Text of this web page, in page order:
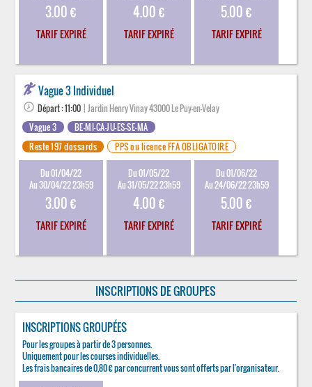
3.00 €
TARIF EXPIRÉ
4.00 €
TARIF EXPIRÉ
5.00 €
TARIF EXPIRÉ
Vague 3 Individuel
Départ : 11:00 | Jardin Henry Vinay 43000 Le Puy-en-Velay
Vague 3
BE-MI-CA-JU-ES-SE-MA
Reste 197 dossards
PPS ou licence FFA OBLIGATOIRE
Du 01/04/22
Au 30/04/22 23h59
3.00 €
TARIF EXPIRÉ
Du 01/05/22
Au 31/05/22 23h59
4.00 €
TARIF EXPIRÉ
Du 01/06/22
Au 24/06/22 23h59
5.00 €
TARIF EXPIRÉ
INSCRIPTIONS DE GROUPES
INSCRIPTIONS GROUPÉES
Pour les groupes à partir de 3 personnes.
Uniquement pour les courses individuelles.
Les frais bancaires de 0,80 € par concurrent vous sont offerts par l'organisateur.